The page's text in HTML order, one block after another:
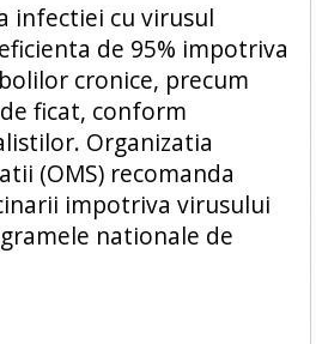
infectiei cu virusul
de 95% impotriva
cronice, precum
ficat, conform
Organizatia
(OMS) recomanda
impotriva virusului
nationale de